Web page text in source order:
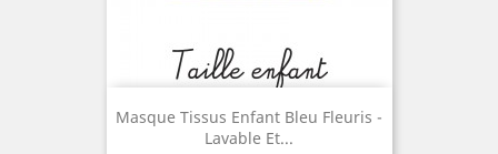
Masque Tissus Enfant Bleu Fleuris -
Lavable Et...